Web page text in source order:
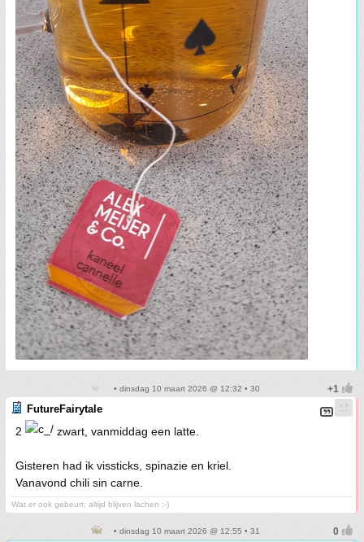
• dinsdag 10 maart 2026 @ 12:32 • 30
FutureFairytale
2 zwart, vanmiddag een latte.
Gisteren had ik vissticks, spinazie en kriel.
Vanavond chili sin carne.
Wat er ook gebeurt; altijd blijven lachen :-)
• dinsdag 10 maart 2026 @ 12:55 • 31